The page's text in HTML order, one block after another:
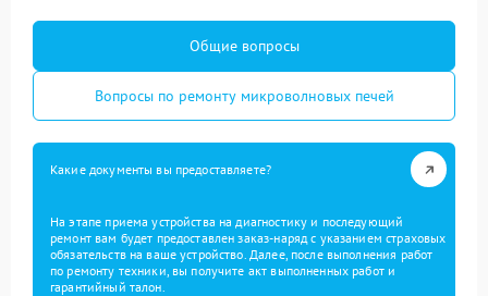
Общие вопросы
Вопросы по ремонту микроволновых печей
Какие документы вы предоставляете?
На этапе приема устройства на диагностику и последующий
ремонт вам будет предоставлен заказ-наряд с указанием страховых
обязательств на ваше устройство. Далее, после выполнения работ
по ремонту техники, вы получите акт выполненных работ и
гарантийный талон.